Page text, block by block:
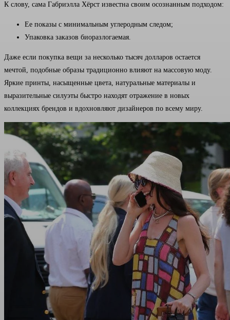
К слову, сама Габриэлла Хёрст известна своим осознанным подходом:
Ее показы с минимальным углеродным следом;
Упаковка заказов биоразлогаемая.
Даже если покупка вещи за несколько тысяч долларов остается
мечтой, подобные образы традиционно влияют на массовую моду.
Яркие принты, насыщенные цвета, натуральные материалы и
выразительные силуэты быстро находят отражение в новых
коллекциях брендов и вдохновляют дизайнеров по всему миру.